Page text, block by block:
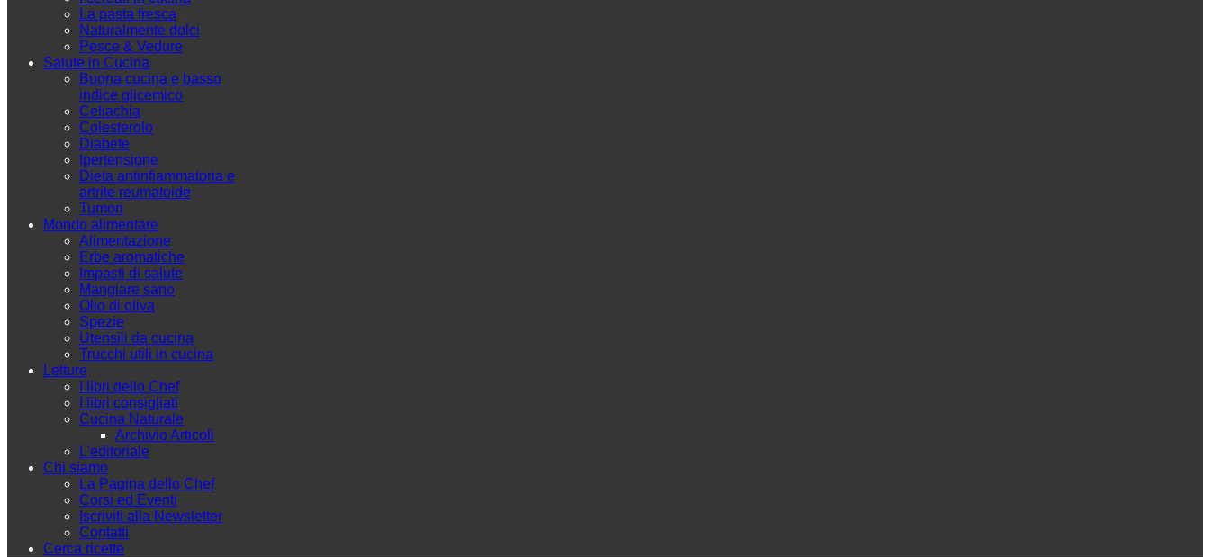
La pasta fresca
Naturalmente dolci
Pesce & Vedure
Salute in Cucina
Buona cucina e basso
indice glicemico
Celiachia
Colesterolo
Diabete
Ipertensione
Dieta antinfiammatoria e
artrite reumatoide
Tumori
Mondo alimentare
Alimentazione
Erbe aromatiche
Impasti di salute
Mangiare sano
Olio di oliva
Spezie
Utensili da cucina
Trucchi utili in cucina
Letture
I libri dello Chef
I libri consigliati
Cucina Naturale
Archivio Articoli
L'editoriale
Chi siamo
La Pagina dello Chef
Corsi ed Eventi
Iscriviti alla Newsletter
Contatti
Cerca ricette